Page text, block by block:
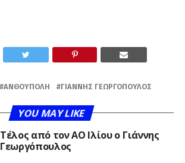
ΑΝΘΟΎΠΟΛΗ ΓΙΆΝΝΗΣ ΓΕΩΡΓΌΠΟΥΛΟΣ
YOU MAY LIKE
Τέλος από τον ΑΟ Ιλίου ο Γιάννης
Γεωργόπουλος